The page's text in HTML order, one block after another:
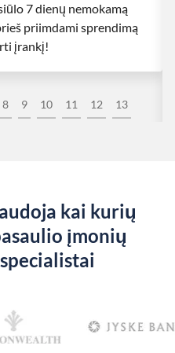
8 9 10 11 12 13
7 dienų nemokamą
priimdami sprendimą
įrankį!
kai kurių
įmonių